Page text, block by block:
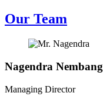
Our Team
Nagendra Nembang
Managing Director